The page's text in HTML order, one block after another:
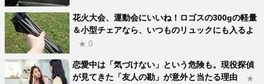
花火大会、運動会にいいね！ロゴスの300gの軽量
＆小型チェアなら、いつものリュックにも入るよ
★ 0
恋愛中は「気づけない」という危険も。現役探偵
が見てきた「友人の勘」が意外と当たる理由
★